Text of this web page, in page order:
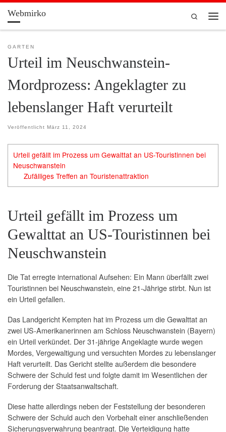
Zum Inhalt springen
Webmirko
Search
GARTEN
Urteil im Neuschwanstein-
Mordprozess: Angeklagter zu
lebenslanger Haft verurteilt
Veröffentlicht März 11, 2024
Urteil gefällt im Prozess um Gewalttat an US-Touristinnen bei
Neuschwanstein
Zufälliges Treffen an Touristenattraktion
Urteil gefällt im Prozess um
Gewalttat an US-Touristinnen bei
Neuschwanstein
Die Tat erregte international Aufsehen: Ein Mann überfällt zwei
Touristinnen bei Neuschwanstein, eine 21-Jährige stirbt. Nun ist
ein Urteil gefallen.
Das Landgericht Kempten hat im Prozess um die Gewalttat an
zwei US-Amerikanerinnen am Schloss Neuschwanstein (Bayern)
ein Urteil verkündet. Der 31-jährige Angeklagte wurde wegen
Mordes, Vergewaltigung und versuchten Mordes zu lebenslanger
Haft verurteilt. Das Gericht stellte außerdem die besondere
Schwere der Schuld fest und folgte damit im Wesentlichen der
Forderung der Staatsanwaltschaft.
Diese hatte allerdings neben der Feststellung der besonderen
Schwere der Schuld auch den Vorbehalt einer anschließenden
Sicherungsverwahrung beantragt. Die Verteidigung hatte